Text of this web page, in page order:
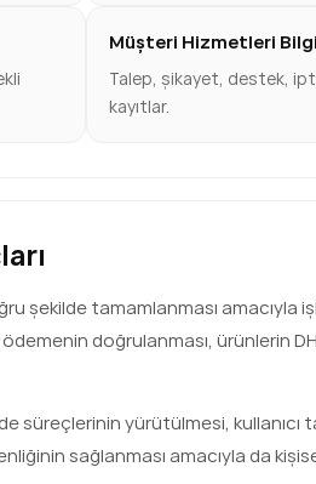
Müşteri Hizmetleri
Talep, şikayet, destek,
kayıtlar.
şekilde tamamlanması amacıyla
doğrulanması, ürünlerin
süreçlerinin yürütülmesi, kullanıcı
sağlanması amacıyla da